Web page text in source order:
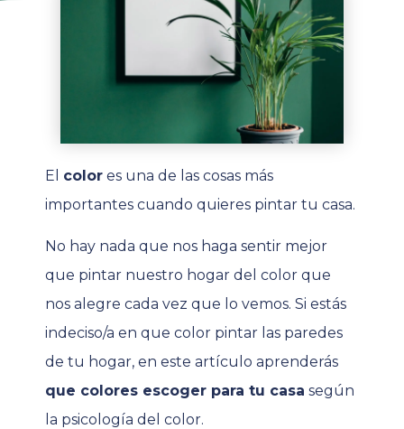
El color es una de las cosas más
importantes cuando quieres pintar tu casa.
No hay nada que nos haga sentir mejor
que pintar nuestro hogar del color que
nos alegre cada vez que lo vemos. Si estás
indeciso/a en que color pintar las paredes
de tu hogar, en este artículo aprenderás
que colores escoger para tu casa según
la psicología del color.